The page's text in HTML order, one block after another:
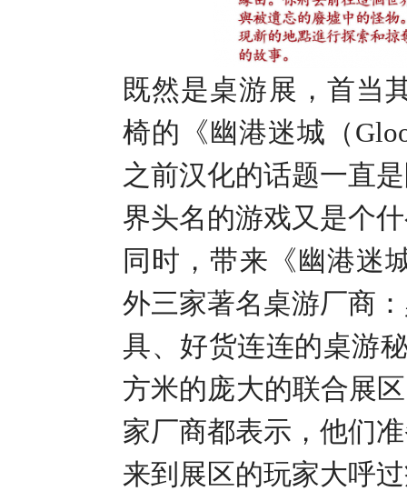
既然是桌游展，首当
椅的《幽港迷城（
之前汉化的话题一直
界头名的游戏又是个
同时，带来《幽港迷
外三家著名桌游厂商
具、好货连连的桌游
方米的庞大的联合展
家厂商都表示，他们
来到展区的玩家大呼